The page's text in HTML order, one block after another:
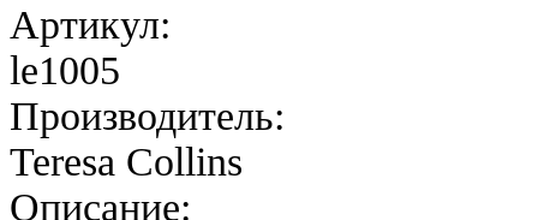
Артикул:
le1005
Производитель:
Teresa Collins
Описание: